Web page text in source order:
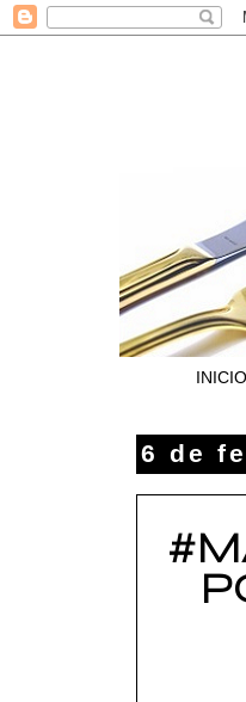
INICIO
6 de